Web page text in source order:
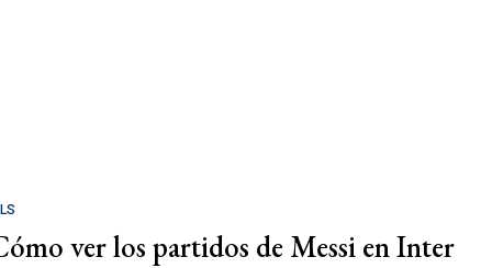
ver los partidos de Messi en Inter